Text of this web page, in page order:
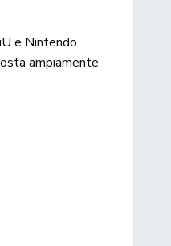
e Nintendo
ampiamente